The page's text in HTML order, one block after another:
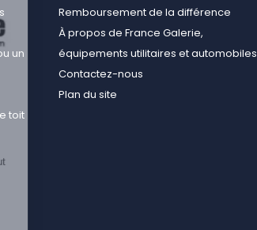
du site,
produits
nos
choix à tout
le lien
un
toit
Remboursement de la différence
À propos de France Galerie,
équipements utilitaires et automobiles
Contactez-nous
Plan du site